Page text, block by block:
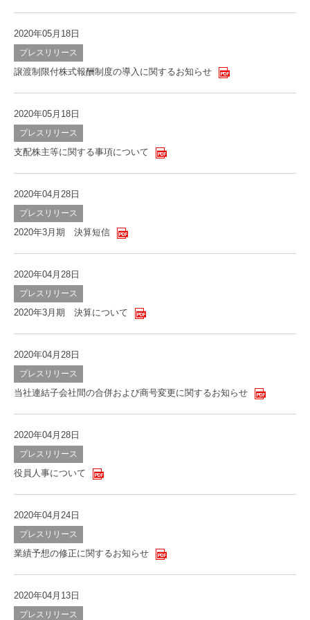
2020年05月18日
プレスリリース
譲渡制限付株式報酬制度の導入に関するお知らせ
2020年05月18日
プレスリリース
支配株主等に関する事項について
2020年04月28日
プレスリリース
2020年3月期 決算短信
2020年04月28日
プレスリリース
2020年3月期 決算について
2020年04月28日
プレスリリース
当社連結子会社間の合併および商号変更に関するお知らせ
2020年04月28日
プレスリリース
役員人事について
2020年04月24日
プレスリリース
業績予想の修正に関するお知らせ
2020年04月13日
プレスリリース